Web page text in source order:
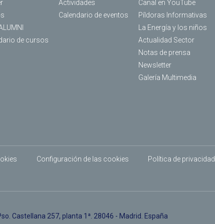
de cursos
Actividades
Calendario de eventos
Canal en YouTube
Píldoras Informativas
La Energía y los niños
Actualidad Sector
Notas de prensa
Newsletter
Galería Multimedia
Configuración de las cookies Política de privacidad
Castellana 257, planta 1ª. 28046 - Madrid. España